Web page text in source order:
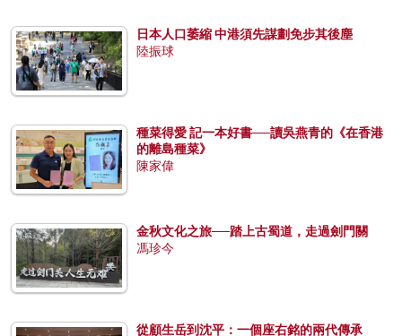
日本人口萎縮 中港須先謀劃免步其後塵
陸振球
種菜得愛 記一本好書──讀吳燕青的《在香港
的離島種菜》
陳家偉
金秋文化之旅──踏上古蜀道，走過劍門關
馮珍今
從顧生岳到沈平：一個座右銘的兩代傳承